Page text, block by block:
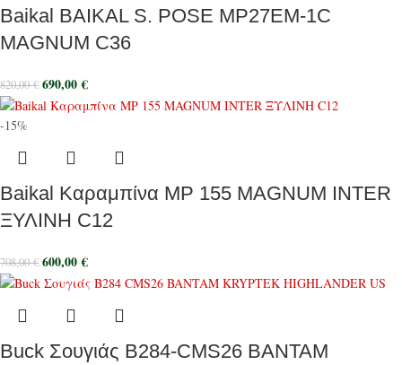
Baikal BAIKAL S. POSE MP27EM-1C
MAGNUM C36
820,00€ 690,00€
-15%
Baikal Καραμπίνα MP 155 MAGNUM INTER
ΞΥΛΙΝΗ C12
708,00€ 600,00€
Buck Σουγιάς B284-CMS26 BANTAM